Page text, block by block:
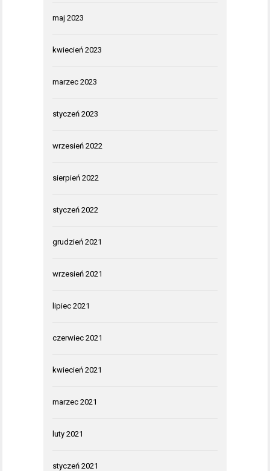
maj 2023
kwiecień 2023
marzec 2023
styczeń 2023
wrzesień 2022
sierpień 2022
styczeń 2022
grudzień 2021
wrzesień 2021
lipiec 2021
czerwiec 2021
kwiecień 2021
marzec 2021
luty 2021
styczeń 2021